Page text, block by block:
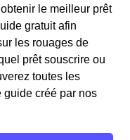
le meilleur prêt
gratuit afin
les rouages de
prêt souscrire ou
toutes les
guide créé par nos